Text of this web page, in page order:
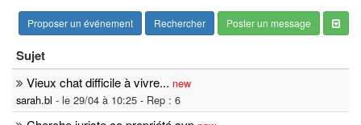
Proposer un événement Rechercher Poster un message
Sujet
Vieux chat difficile à vivre... new
sarah.bl - le 29/04 à 10:25 - Rep : 6